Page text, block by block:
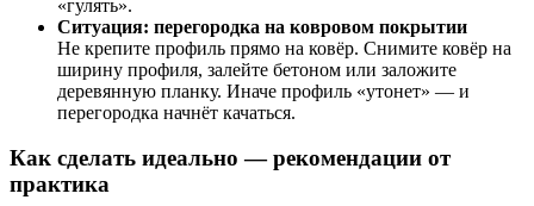
«гулять».
Ситуация: перегородка на ковровом покрытии
Не крепите профиль прямо на ковёр. Снимите ковёр на
ширину профиля, залейте бетоном или заложите
деревянную планку. Иначе профиль «утонет» — и
перегородка начнёт качаться.
Как сделать идеально — рекомендации от
практика